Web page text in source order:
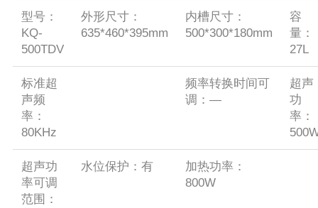
型号：
KQ-
500TDV
外形尺寸：
635*460*395mm
内槽尺寸：
500*300*180mm
容
量：
27L
标准超
声频
率：
80KHz
频率转换时间可
调：—
超声
功
率：
超声功
率可调
范围：
水位保护：有
加热功率：
800W